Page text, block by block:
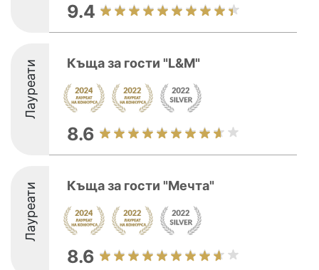
9.4
Лауреати Къща за гости "L&M"
8.6
Лауреати Къща за гости "Мечта"
8.6